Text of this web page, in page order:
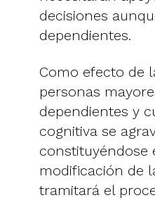
decisiones
dependientes.
Como efecto de
personas
dependientes y
cognitiva se
constituyéndose
modificación de
tramitará el